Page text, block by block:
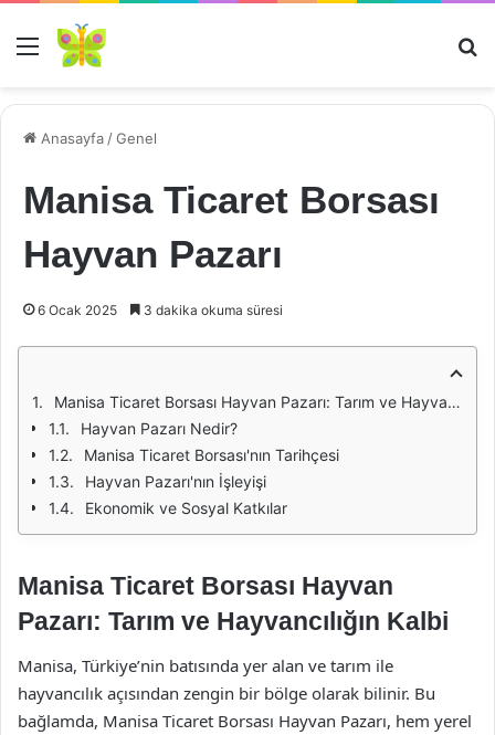
Menü
Anasayfa /Genel
Manisa Ticaret Borsası
Hayvan Pazarı
6 Ocak 2025 3 dakika okuma süresi
Manisa Ticaret Borsası Hayvan Pazarı: Tarım ve Hayvancılığın Kalbi
Hayvan Pazarı Nedir?
Manisa Ticaret Borsası'nın Tarihçesi
Hayvan Pazarı'nın İşleyişi
Ekonomik ve Sosyal Katkılar
Manisa Ticaret Borsası Hayvan
Pazarı: Tarım ve Hayvancılığın Kalbi
Manisa, Türkiye’nin batısında yer alan ve tarım ile
hayvancılık açısından zengin bir bölge olarak bilinir. Bu
bağlamda, Manisa Ticaret Borsası Hayvan Pazarı, hem yerel